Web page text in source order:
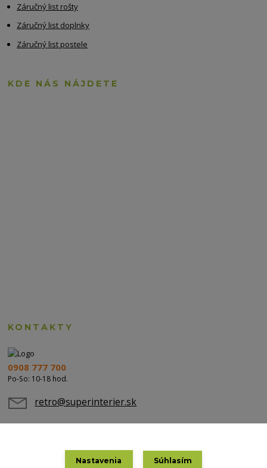
Záručný list rošty
Záručný list doplnky
Záručný list postele
KDE NÁS NÁJDETE
KONTAKTY
0908 777 700
Po-So: 10-18 hod.
retro@superinterier.sk
Nastavenia Súhlasím